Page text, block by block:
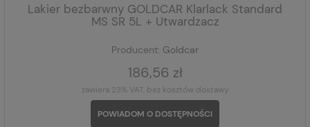
Lakier bezbarwny GOLDCAR Klarlack Standard
MS SR 5L + Utwardzacz
Producent: Goldcar
186,56 zł
zawiera 23% VAT, bez kosztów dostawy
POWIADOM O DOSTĘPNOŚCI